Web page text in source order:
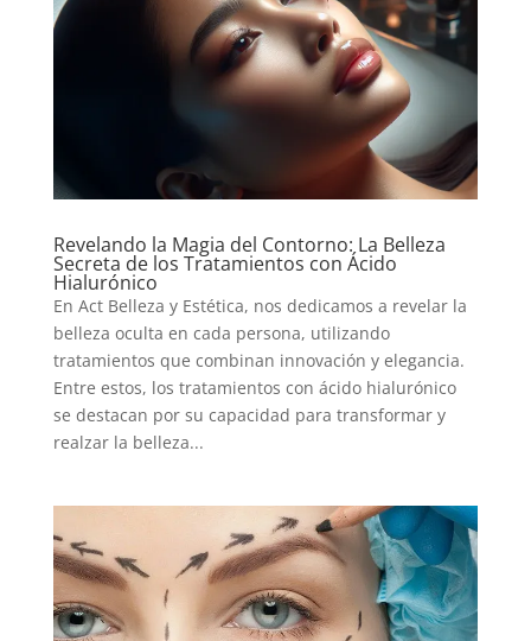
Revelando la Magia del Contorno: La Belleza
Secreta de los Tratamientos con Ácido
Hialurónico
En Act Belleza y Estética, nos dedicamos a revelar la
belleza oculta en cada persona, utilizando
tratamientos que combinan innovación y elegancia.
Entre estos, los tratamientos con ácido hialurónico
se destacan por su capacidad para transformar y
realzar la belleza...